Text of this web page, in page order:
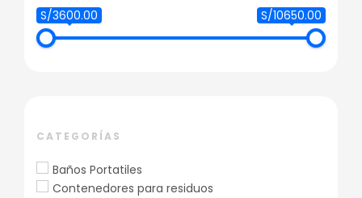
S/3600.00 S/10650.00
CATEGORÍAS
Baños Portatiles
Contenedores para residuos